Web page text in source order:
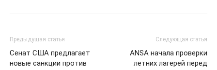
Предыдущая статья
Сенат США предлагает
новые санкции против
Следующая статья
ANSA начала проверки
летних лагерей перед